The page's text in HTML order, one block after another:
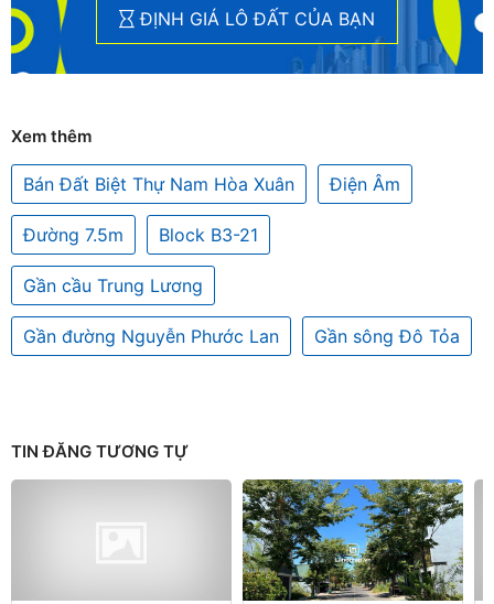
ĐỊNH GIÁ LÔ ĐẤT CỦA BẠN
Xem thêm
Bán Đất Biệt Thự Nam Hòa Xuân Điện Âm
Đường 7.5m Block B3-21
Gần cầu Trung Lương
Gần đường Nguyễn Phước Lan Gần sông Đô Tỏa
TIN ĐĂNG TƯƠNG TỰ